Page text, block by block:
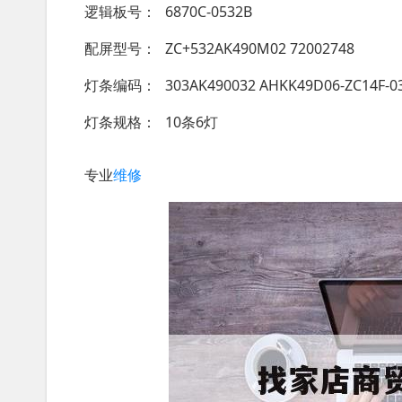
逻辑板号
6870C-0532B
配屏型号
ZC+532AK490M02 72002748
灯条编码
303AK490032 AHKK49D06-ZC14F-
灯条规格
10条6灯
专业维修